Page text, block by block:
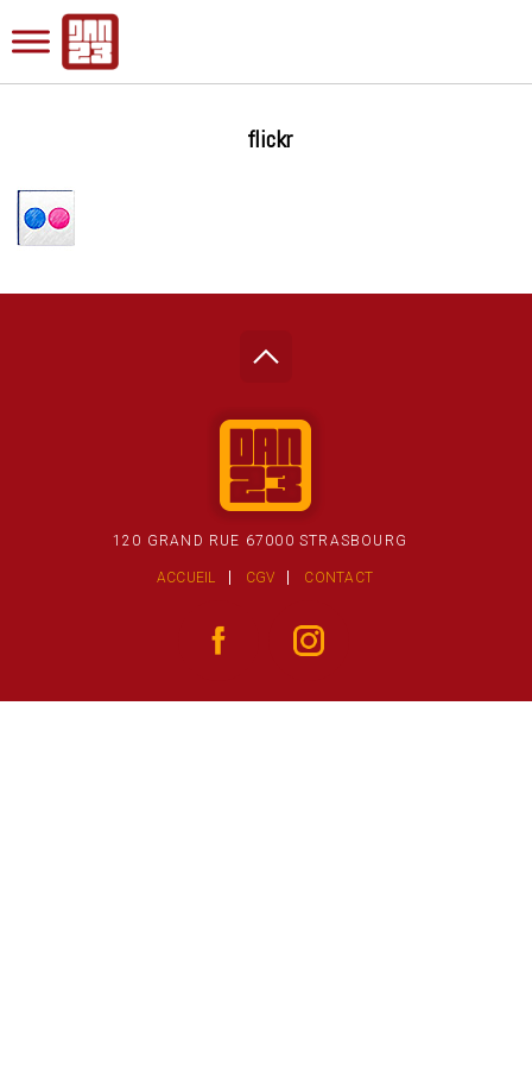
flickr
120 GRAND RUE 67000 STRASBOURG
ACCUEIL CGV CONTACT